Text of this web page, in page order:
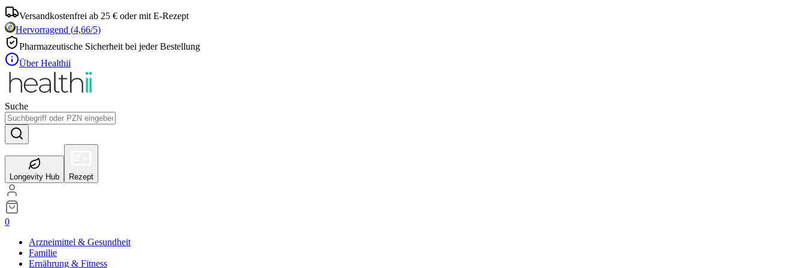
Versandkostenfrei ab 25 € oder mit E-Rezept
Hervorragend (4,66/5)
Pharmazeutische Sicherheit bei jeder Bestellung
Über Healthii
Suche
Longevity Hub Rezept
0
Arzneimittel & Gesundheit
Familie
Ernährung & Fitness